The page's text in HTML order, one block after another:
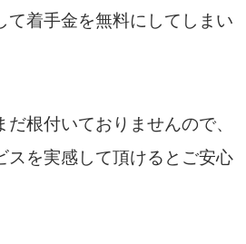
て着手金を無料にしてしまい
根付いておりませんので、
スを実感して頂けるとご安心